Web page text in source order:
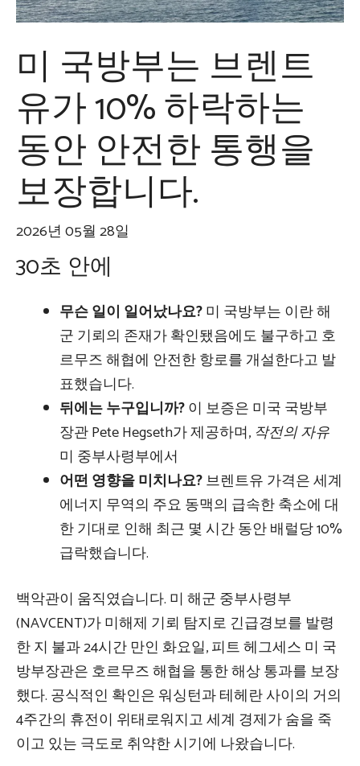
미 국방부는 브렌트
유가 10% 하락하는
동안 안전한 통행을
보장합니다.
2026년 05월 28일
30초 안에
무슨 일이 일어났나요?미 국방부는 이란 해
군 기뢰의 존재가 확인됐음에도 불구하고 호
르무즈 해협에 안전한 항로를 개설한다고 발
표했습니다.
뒤에는 누구입니까?이 보증은 미국 국방부
장관 Pete Hegseth가 제공하며, 작전의 자유
미 중부사령부에서
어떤 영향을 미치나요?브렌트유 가격은 세계
에너지 무역의 주요 동맥의 급속한 축소에 대
한 기대로 인해 최근 몇 시간 동안 배럴당 10%
급락했습니다.
백악관이 움직였습니다. 미 해군 중부사령부
(NAVCENT)가 미해제 기뢰 탐지로 긴급경보를 발령
한 지 불과 24시간 만인 화요일, 피트 헤그세스 미 국
방부장관은 호르무즈 해협을 통한 해상 통과를 보장
했다. 공식적인 확인은 워싱턴과 테헤란 사이의 거의
4주간의 휴전이 위태로워지고 세계 경제가 숨을 죽
이고 있는 극도로 취약한 시기에 나왔습니다.